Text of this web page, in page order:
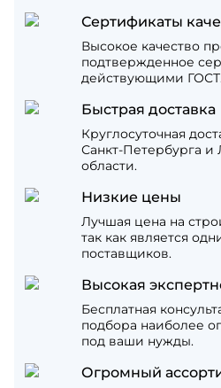
Сертификаты
Высокое качество
подтвержденное
действующими
Быстрая доставка
Круглосуточная
Санкт-Петербурга и
области.
Низкие цены
Лучшая цена на
так как является
поставщиков.
Высокая
Бесплатная
подбора наиболее
под ваши нужды.
Огромный